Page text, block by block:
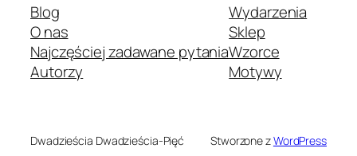
Blog
O nas
Najczęściej zadawane pytania
Autorzy
Wydarzenia
Sklep
Wzorce
Motywy
Dwadzieścia Dwadzieścia-Pięć Stworzone zWordPress